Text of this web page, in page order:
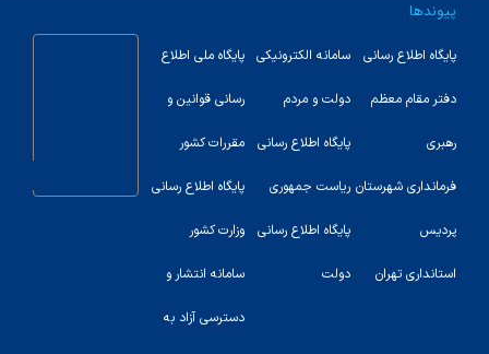
پیوندها
پایگاه اطلاع رسانی
دفتر مقام معظم
رهبری
فرمانداری شهرستان
پردیس
استانداری تهران
سامانه الکترونیکی
دولت و مردم
پایگاه اطلاع رسانی
ریاست جمهوری
پایگاه اطلاع رسانی
دولت
پایگاه ملی اطلاع
رسانی قوانین و
مقررات کشور
پایگاه اطلاع رسانی
وزارت کشور
سامانه انتشار و
دسترسی آزاد به